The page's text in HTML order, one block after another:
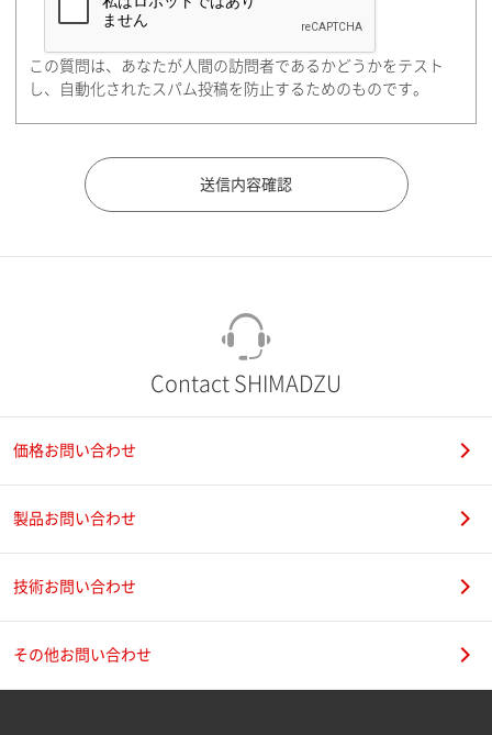
都道府県（勤務先）
この質問は、あなたが人間の訪問者であるかどうかをテスト
し、自動化されたスパム投稿を防止するためのものです。
Contact SHIMADZU
価格お問い合わせ
製品お問い合わせ
技術お問い合わせ
その他お問い合わせ